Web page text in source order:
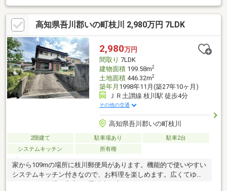
理器付き物件です。建物面積77.83㎡でご家族と過ごすのにも問題
のない広さです。駅から徒歩6分圏内の物件です。家族におすすめ
な3LDK。設備も充実しています。
高知県吾川郡いの町枝川 2,980万円 7LDK
2,980万円
間取り 7LDK
建物面積199.58m2
土地面積446.32m2
築年月 1998年11月(築27年10ヶ月)
ＪＲ土讃線 枝川駅 徒歩4分
その他の交通
高知県吾川郡いの町枝川
2階建て 駐車場あり
駐車2台
システムキッチン
所有権
家から109mの場所に枝川郵便局があります。機能的で使いやすい
システムキッチン付きなので、お料理を楽しめます。広くてゆっ